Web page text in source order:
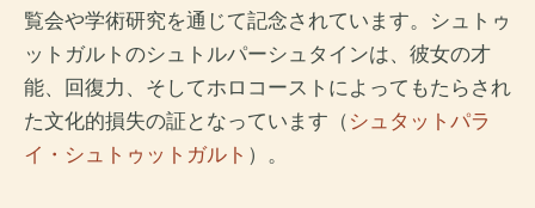
覧会や学術研究を通じて記念されています。シュトゥ
ットガルトのシュトルパーシュタインは、彼女の才
能、回復力、そしてホロコーストによってもたらされ
た文化的損失の証となっています（ シュタットパラ
イ・シュトゥットガルト ）。